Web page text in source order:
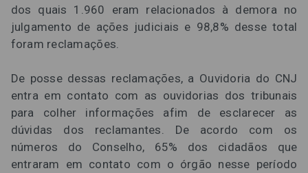
dos quais 1.960 eram relacionados à demora no
julgamento de ações judiciais e 98,8% desse total
foram reclamações.
De posse dessas reclamações, a Ouvidoria do CNJ
entra em contato com as ouvidorias dos tribunais
para colher informações afim de esclarecer as
dúvidas dos reclamantes. De acordo com os
números do Conselho, 65% dos cidadãos que
entraram em contato com o órgão nesse período